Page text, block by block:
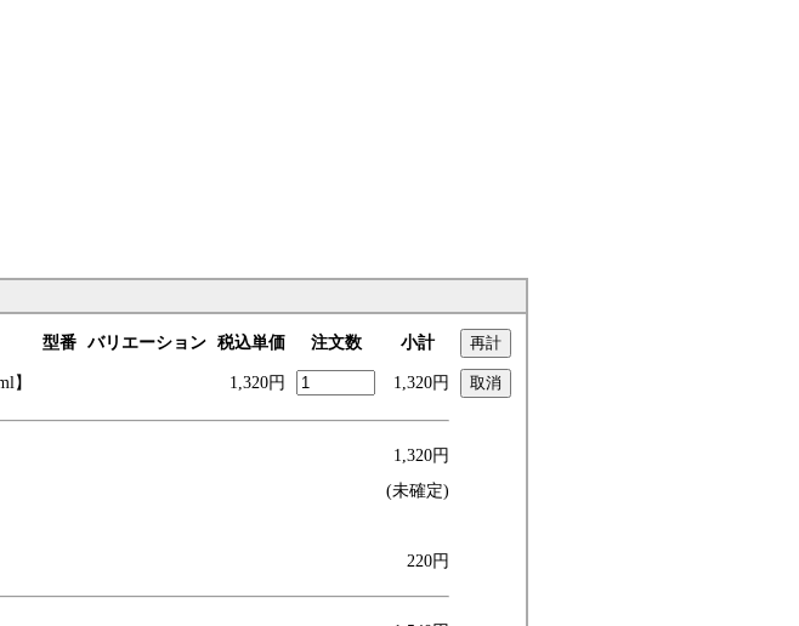
型番 バリエーション 税込単価 注文数 小計
】 1,320円 1,320円
1,320円
(未確定)
220円